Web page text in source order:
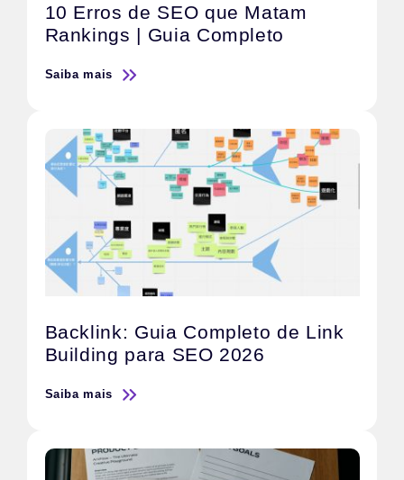
10 Erros de SEO que Matam
Rankings | Guia Completo
Saiba mais
Backlink: Guia Completo de Link
Building para SEO 2026
Saiba mais